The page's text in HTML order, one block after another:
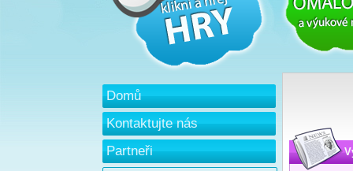
Domů
Kontaktujte nás
Partneři